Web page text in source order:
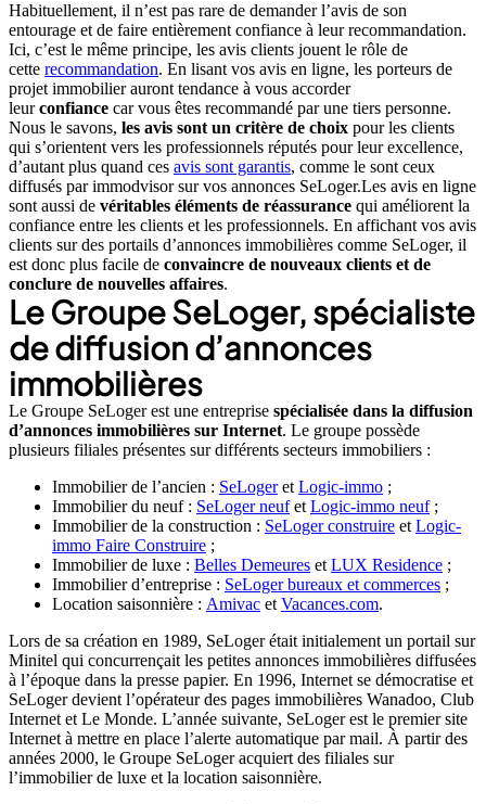
Habituellement, il n’est pas rare de demander l’avis de son
entourage et de faire entièrement confiance à leur recommandation.
Ici, c’est le même principe, les avis clients jouent le rôle de
cette recommandation. En lisant vos avis en ligne, les porteurs de
projet immobilier auront tendance à vous accorder
leurconfiance car vous êtes recommandé par une tiers personne.
Nous le savons, les avis sont un critère de choix pour les clients
qui s’orientent vers les professionnels réputés pour leur excellence,
d’autant plus quand ces avis sont garantis, comme le sont ceux
diffusés par immodvisor sur vos annonces SeLoger.Les avis en ligne
sont aussi de véritables éléments de réassurance qui améliorent la
confiance entre les clients et les professionnels. En affichant vos avis
clients sur des portails d’annonces immobilières comme SeLoger, il
est donc plus facile de convaincre de nouveaux clients et de
conclure de nouvelles affaires.
Le Groupe SeLoger, spécialiste
de diffusion d’annonces
immobilières
Le Groupe SeLoger est une entreprise spécialisée dans la diffusion
d’annonces immobilières sur Internet. Le groupe possède
plusieurs filiales présentes sur différents secteurs immobiliers :
Immobilier de l’ancien : SeLogeret Logic-immo ;
Immobilier du neuf : SeLoger neufet Logic-immo neuf;
Immobilier de la construction : SeLoger construire et Logic-
immo Faire Construire ;
Immobilier de luxe : Belles Demeures et LUX Residence ;
Immobilier d’entreprise : SeLoger bureaux et commerces ;
Location saisonnière : Amivac et Vacances.com.
Lors de sa création en 1989, SeLoger était initialement un portail sur
Minitel qui concurrençait les petites annonces immobilières diffusées
à l’époque dans la presse papier. En 1996, Internet se démocratise et
SeLoger devient l’opérateur des pages immobilières Wanadoo, Club
Internet et Le Monde. L’année suivante, SeLoger est le premier site
Internet à mettre en place l’alerte automatique par mail. À partir des
années 2000, le Groupe SeLoger acquiert des filiales sur
l’immobilier de luxe et la location saisonnière.